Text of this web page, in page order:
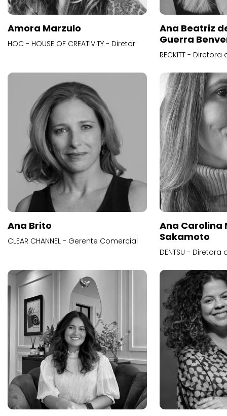
Amora Marzulo
HOC - HOUSE OF CREATIVITY - Diretor
Ana Beatriz
Guerra
RECKITT -
Ana Brito
CLEAR CHANNEL - Gerente Comercial
Ana Carolina
Sakamoto
DENTSU -